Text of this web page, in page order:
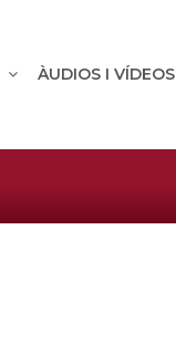
ÀUDIOS I VÍDEOS